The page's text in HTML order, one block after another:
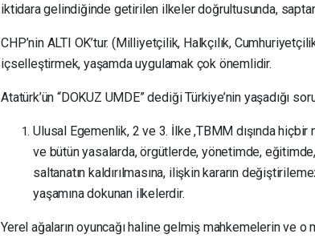
iktidara gelindiğinde getirilen ilkeler doğrultusunda,
CHP’nin ALTI OK’tur. (Milliyetçilik, Halkçılık,
içselleştirmek, yaşamda uygulamak çok önemlidir.
Atatürk’ün “DOKUZ UMDE” dediği Türkiye’nin yaşadığı
Ulusal Egemenlik, 2 ve 3. İlke ,TBMM dışında hiçbir
ve bütün yasalarda, örgütlerde, yönetimde,
saltanatın kaldırılmasına, ilişkin kararın
yaşamına dokunan ilkelerdir.
Yerel ağaların oyuncağı haline gelmiş mahkemelerin ve